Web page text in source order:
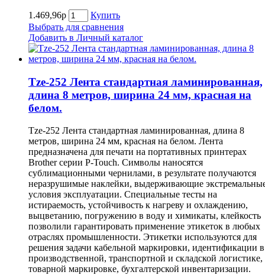
1.469,96р
Купить
Выбрать для сравнения
Добавить в Личный каталог
Tze-252 Лента стандартная ламинированная,
длина 8 метров, ширина 24 мм, красная на
белом.
Tze-252 Лента стандартная ламинированная, длина 8
метров, ширина 24 мм, красная на белом. Лента
предназначена для печати на портативных принтерах
Brother серии P-Touch. Символы наносятся
сублимационными чернилами, в результате получаются
неразрушимые наклейки, выдерживающие
условия эксплуатации. Специальные тесты на
истираемость, устойчивость к нагреву и охлаждению,
выцветанию, погружению в воду и химикаты, клейкость
позволили гарантировать применение этикеток в любых
отраслях промышленности. Этикетки используются для
решения задачи кабельной маркировки, идентификации в
производственной, транспортной и складской логистике,
товарной маркировке, бухгалтерской инвентаризации.